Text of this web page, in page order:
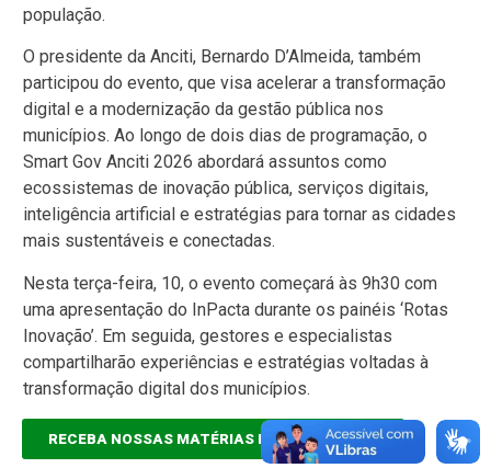
população.
O presidente da Anciti, Bernardo D’Almeida, também
participou do evento, que visa acelerar a transformação
digital e a modernização da gestão pública nos
municípios. Ao longo de dois dias de programação, o
Smart Gov Anciti 2026 abordará assuntos como
ecossistemas de inovação pública, serviços digitais,
inteligência artificial e estratégias para tornar as cidades
mais sustentáveis e conectadas.
Nesta terça-feira, 10, o evento começará às 9h30 com
uma apresentação do InPacta durante os painéis ‘Rotas
Inovação’. Em seguida, gestores e especialistas
compartilharão experiências e estratégias voltadas à
transformação digital dos municípios.
RECEBA NOSSAS MATÉRIAS EM TEMPO REAL